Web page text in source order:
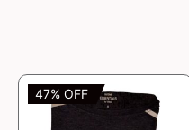
47% OFF